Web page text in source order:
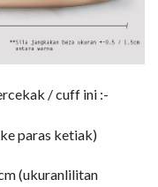
/ cuff ini :-
paras ketiak)
(ukuranlilitan